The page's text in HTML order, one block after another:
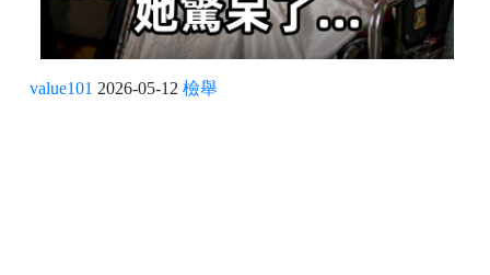
value101 2026-05-12 檢舉